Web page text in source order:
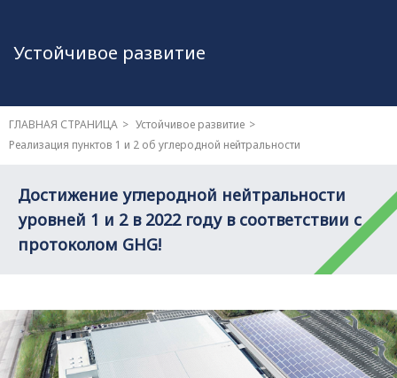
Устойчивое развитие
ГЛАВНАЯ СТРАНИЦА
Устойчивое развитие
Реализация пунктов 1 и 2 об углеродной нейтральности
Достижение углеродной нейтральности
уровней 1 и 2 в 2022 году в соответствии с
протоколом GHG!